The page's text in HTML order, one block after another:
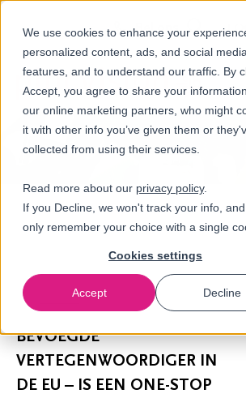
We use cookies to enhance your
personalized content, ads, and social media
features, and to understand our traffic. By
Accept, you agree to share your
our online marketing partners, who might
it with other info you’ve given them or
collected from using their services.
Read more about our privacy policy.
If you Decline, we won't track your info,
only remember your choice with a single
Cookies settings
Accept Decline
Bel ons
Nieuws
BEVOEGDE
VERTEGENWOORDIGER IN
DE EU – IS EEN ONE-STOP